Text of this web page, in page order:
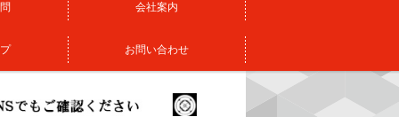
会社案内
お問い合わせ